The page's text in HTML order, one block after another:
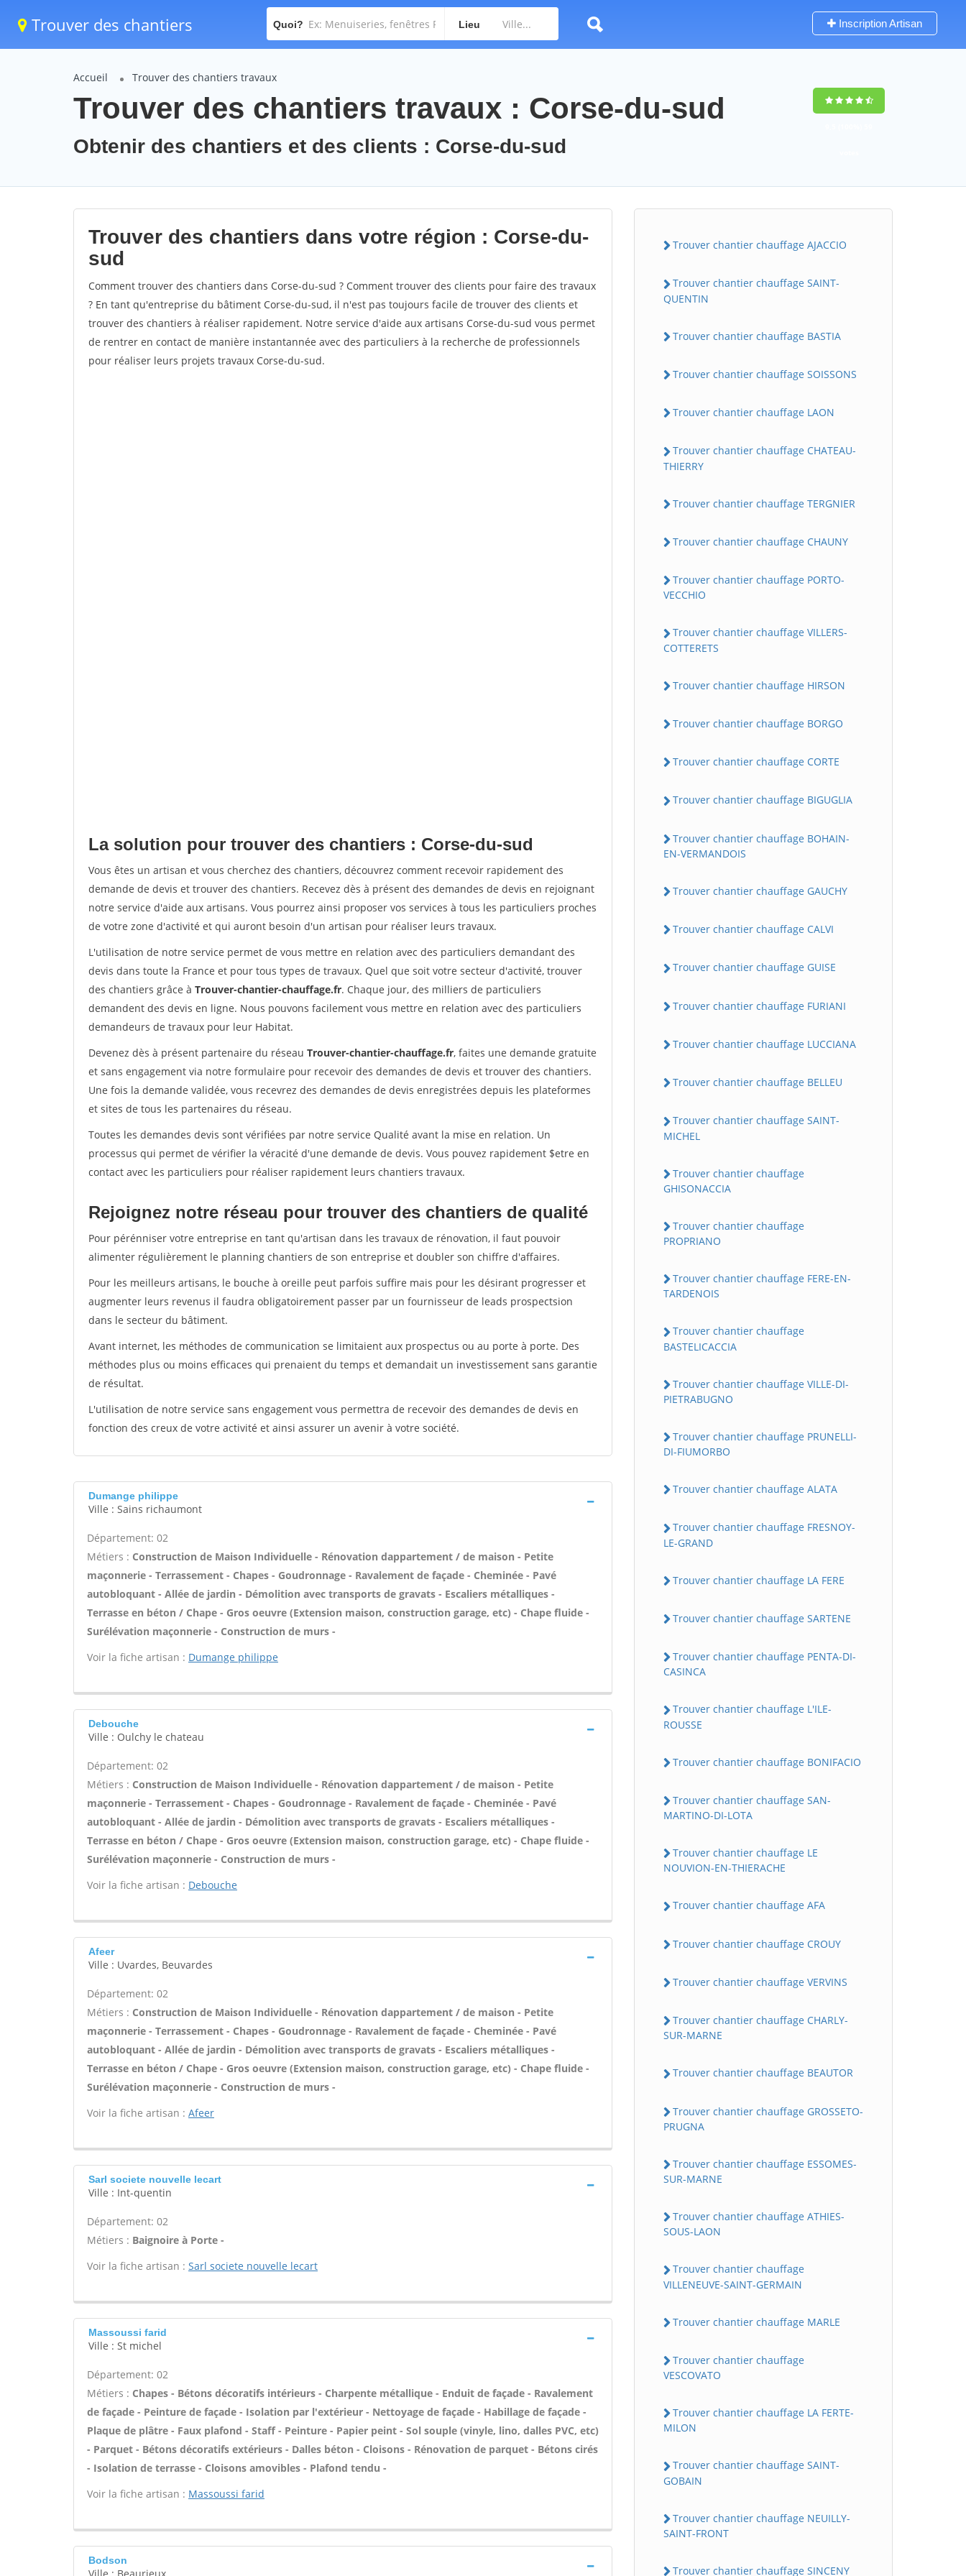
Trouver des chantiers Quoi? Lieu Inscription Artisan
Accueil Trouver des chantiers travaux
Trouver des chantiers travaux : Corse-du-sud
Obtenir des chantiers et des clients : Corse-du-sud
Trouver des chantiers dans votre région : Corse-du-
sud
Comment trouver des chantiers dans Corse-du-sud ? Comment trouver des clients pour faire des travaux
? En tant qu'entreprise du bâtiment Corse-du-sud, il n'est pas toujours facile de trouver des clients et
trouver des chantiers à réaliser rapidement. Notre service d'aide aux artisans Corse-du-sud vous permet
de rentrer en contact de manière instantannée avec des particuliers à la recherche de professionnels
pour réaliser leurs projets travaux Corse-du-sud.
La solution pour trouver des chantiers : Corse-du-sud
Vous êtes un artisan et vous cherchez des chantiers, découvrez comment recevoir rapidement des
demande de devis et trouver des chantiers. Recevez dès à présent des demandes de devis en rejoignant
notre service d'aide aux artisans. Vous pourrez ainsi proposer vos services à tous les particuliers proches
de votre zone d'activité et qui auront besoin d'un artisan pour réaliser leurs travaux.
L'utilisation de notre service permet de vous mettre en relation avec des particuliers demandant des
devis dans toute la France et pour tous types de travaux. Quel que soit votre secteur d'activité, trouver
des chantiers grâce à Trouver-chantier-chauffage.fr. Chaque jour, des milliers de particuliers
demandent des devis en ligne. Nous pouvons facilement vous mettre en relation avec des particuliers
demandeurs de travaux pour leur Habitat.
Devenez dès à présent partenaire du réseau Trouver-chantier-chauffage.fr, faites une demande gratuite
et sans engagement via notre formulaire pour recevoir des demandes de devis et trouver des chantiers.
Une fois la demande validée, vous recevrez des demandes de devis enregistrées depuis les plateformes
et sites de tous les partenaires du réseau.
Toutes les demandes devis sont vérifiées par notre service Qualité avant la mise en relation. Un
processus qui permet de vérifier la véracité d'une demande de devis. Vous pouvez rapidement $etre en
contact avec les particuliers pour réaliser rapidement leurs chantiers travaux.
Rejoignez notre réseau pour trouver des chantiers de qualité
Pour pérénniser votre entreprise en tant qu'artisan dans les travaux de rénovation, il faut pouvoir
alimenter régulièrement le planning chantiers de son entreprise et doubler son chiffre d'affaires.
Pour les meilleurs artisans, le bouche à oreille peut parfois suffire mais pour les désirant progresser et
augmenter leurs revenus il faudra obligatoirement passer par un fournisseur de leads prospectsion
dans le secteur du bâtiment.
Avant internet, les méthodes de communication se limitaient aux prospectus ou au porte à porte. Des
méthodes plus ou moins efficaces qui prenaient du temps et demandait un investissement sans garantie
de résultat.
L'utilisation de notre service sans engagement vous permettra de recevoir des demandes de devis en
fonction des creux de votre activité et ainsi assurer un avenir à votre société.
Dumange philippe
Ville : Sains richaumont
Département: 02
Métiers : Construction de Maison Individuelle - Rénovation dappartement / de maison - Petite
maçonnerie - Terrassement - Chapes - Goudronnage - Ravalement de façade - Cheminée - Pavé
autobloquant - Allée de jardin - Démolition avec transports de gravats - Escaliers métalliques -
Terrasse en béton / Chape - Gros oeuvre (Extension maison, construction garage, etc) - Chape fluide -
Surélévation maçonnerie - Construction de murs -
Voir la fiche artisan : Dumange philippe
Debouche
Ville : Oulchy le chateau
Département: 02
Métiers : Construction de Maison Individuelle - Rénovation dappartement / de maison - Petite
maçonnerie - Terrassement - Chapes - Goudronnage - Ravalement de façade - Cheminée - Pavé
autobloquant - Allée de jardin - Démolition avec transports de gravats - Escaliers métalliques -
Terrasse en béton / Chape - Gros oeuvre (Extension maison, construction garage, etc) - Chape fluide -
Surélévation maçonnerie - Construction de murs -
Voir la fiche artisan : Debouche
Afeer
Ville : Uvardes, Beuvardes
Département: 02
Métiers : Construction de Maison Individuelle - Rénovation dappartement / de maison - Petite
maçonnerie - Terrassement - Chapes - Goudronnage - Ravalement de façade - Cheminée - Pavé
autobloquant - Allée de jardin - Démolition avec transports de gravats - Escaliers métalliques -
Terrasse en béton / Chape - Gros oeuvre (Extension maison, construction garage, etc) - Chape fluide -
Surélévation maçonnerie - Construction de murs -
Voir la fiche artisan : Afeer
Sarl societe nouvelle lecart
Ville : Int-quentin
Département: 02
Métiers : Baignoire à Porte -
Voir la fiche artisan : Sarl societe nouvelle lecart
Massoussi farid
Ville : St michel
Département: 02
Métiers : Chapes - Bétons décoratifs intérieurs - Charpente métallique - Enduit de façade - Ravalement
de façade - Peinture de façade - Isolation par l'extérieur - Nettoyage de façade - Habillage de façade -
Plaque de plâtre - Faux plafond - Staff - Peinture - Papier peint - Sol souple (vinyle, lino, dalles PVC, etc)
- Parquet - Bétons décoratifs extérieurs - Dalles béton - Cloisons - Rénovation de parquet - Bétons cirés
- Isolation de terrasse - Cloisons amovibles - Plafond tendu -
Voir la fiche artisan : Massoussi farid
Bodson
Trouver chantier chauffage AJACCIO
Trouver chantier chauffage SAINT-
QUENTIN
Trouver chantier chauffage BASTIA
Trouver chantier chauffage SOISSONS
Trouver chantier chauffage LAON
Trouver chantier chauffage CHATEAU-
THIERRY
Trouver chantier chauffage TERGNIER
Trouver chantier chauffage CHAUNY
Trouver chantier chauffage PORTO-
VECCHIO
Trouver chantier chauffage VILLERS-
COTTERETS
Trouver chantier chauffage HIRSON
Trouver chantier chauffage BORGO
Trouver chantier chauffage CORTE
Trouver chantier chauffage BIGUGLIA
Trouver chantier chauffage BOHAIN-
EN-VERMANDOIS
Trouver chantier chauffage GAUCHY
Trouver chantier chauffage CALVI
Trouver chantier chauffage GUISE
Trouver chantier chauffage FURIANI
Trouver chantier chauffage LUCCIANA
Trouver chantier chauffage BELLEU
Trouver chantier chauffage SAINT-
MICHEL
Trouver chantier chauffage
GHISONACCIA
Trouver chantier chauffage
PROPRIANO
Trouver chantier chauffage FERE-EN-
TARDENOIS
Trouver chantier chauffage
BASTELICACCIA
Trouver chantier chauffage VILLE-DI-
PIETRABUGNO
Trouver chantier chauffage PRUNELLI-
DI-FIUMORBO
Trouver chantier chauffage ALATA
Trouver chantier chauffage FRESNOY-
LE-GRAND
Trouver chantier chauffage LA FERE
Trouver chantier chauffage SARTENE
Trouver chantier chauffage PENTA-DI-
CASINCA
Trouver chantier chauffage L'ILE-
ROUSSE
Trouver chantier chauffage BONIFACIO
Trouver chantier chauffage SAN-
MARTINO-DI-LOTA
Trouver chantier chauffage LE
NOUVION-EN-THIERACHE
Trouver chantier chauffage AFA
Trouver chantier chauffage CROUY
Trouver chantier chauffage VERVINS
Trouver chantier chauffage CHARLY-
SUR-MARNE
Trouver chantier chauffage BEAUTOR
Trouver chantier chauffage GROSSETO-
PRUGNA
Trouver chantier chauffage ESSOMES-
SUR-MARNE
Trouver chantier chauffage ATHIES-
SOUS-LAON
Trouver chantier chauffage
VILLENEUVE-SAINT-GERMAIN
Trouver chantier chauffage MARLE
Trouver chantier chauffage
VESCOVATO
Trouver chantier chauffage LA FERTE-
MILON
Trouver chantier chauffage SAINT-
GOBAIN
Trouver chantier chauffage NEUILLY-
SAINT-FRONT
Trouver chantier chauffage SINCENY